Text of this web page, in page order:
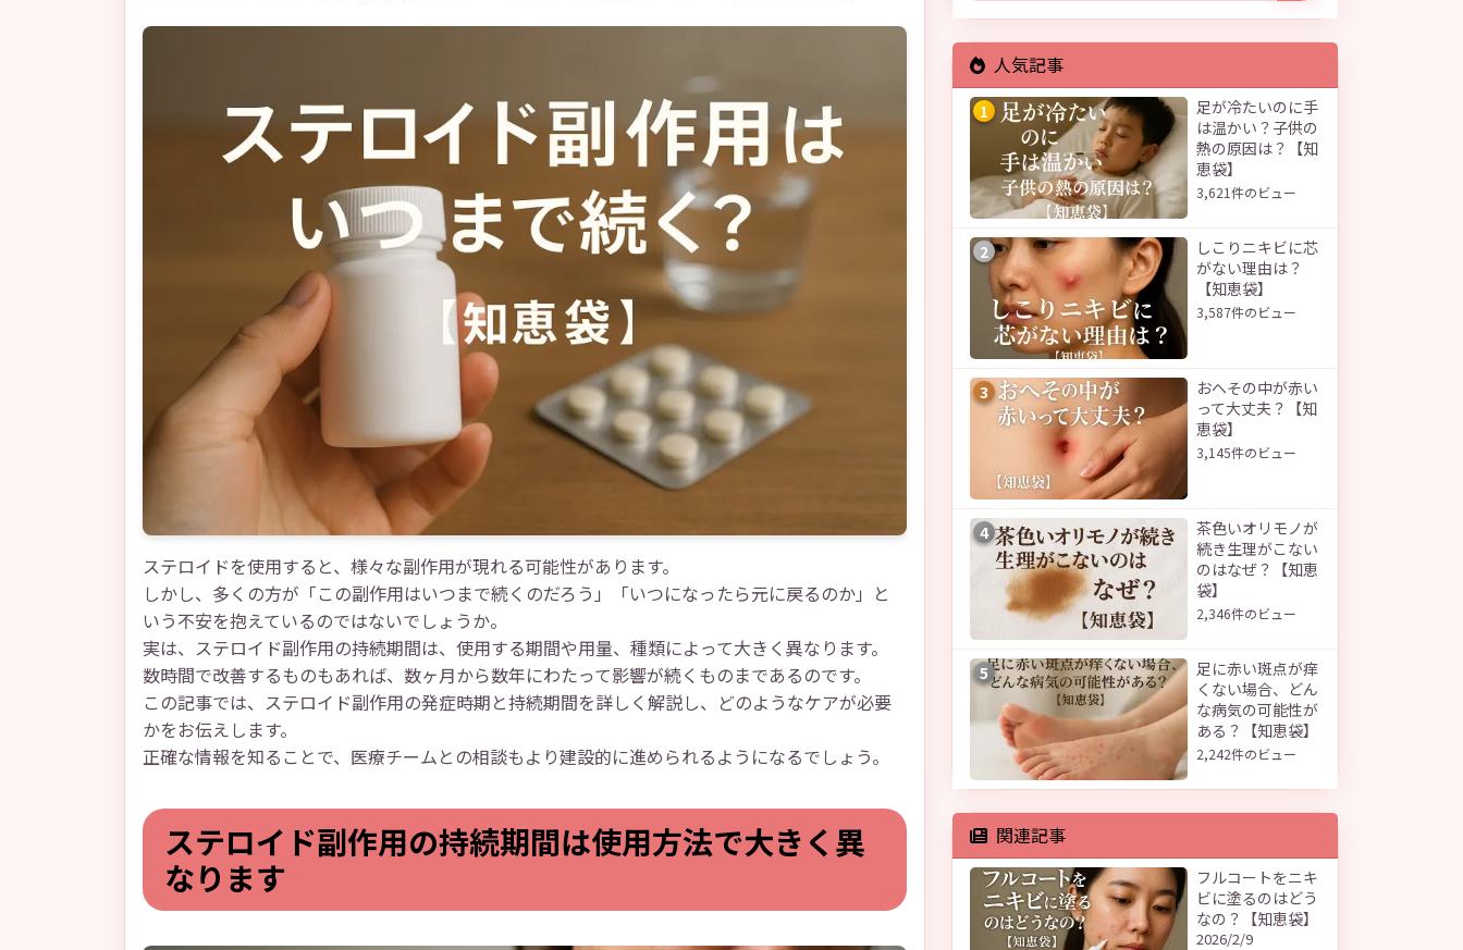
ステロイドを使用すると、様々な副作用が現れる可能性があります。
しかし、多くの方が「この副作用はいつまで続くのだろう」「いつになったら元に戻るのか」と
いう不安を抱えているのではないでしょうか。
実は、ステロイド副作用の持続期間は、使用する期間や用量、種類によって大きく異なります。
数時間で改善するものもあれば、数ヶ月から数年にわたって影響が続くものまであるのです。
この記事では、ステロイド副作用の発症時期と持続期間を詳しく解説し、どのようなケアが必要
かをお伝えします。
正確な情報を知ることで、医療チームとの相談もより建設的に進められるようになるでしょう。
ステロイド副作用の持続期間は使用方法で大きく異
なります
人気記事
1
足が冷たいのに手
は温かい？子供の
熱の原因は？【知
恵袋】
3,621件のビュー
2
しこりニキビに芯
がない理由は？
【知恵袋】
3,587件のビュー
3
おへその中が赤い
って大丈夫？【知
恵袋】
3,145件のビュー
4
茶色いオリモノが
続き生理がこない
のはなぜ？【知恵
袋】
2,346件のビュー
5
足に赤い斑点が痒
くない場合、どん
な病気の可能性が
ある？【知恵袋】
2,242件のビュー
関連記事
フルコートをニキ
ビに塗るのはどう
なの？【知恵袋】
2026/2/9